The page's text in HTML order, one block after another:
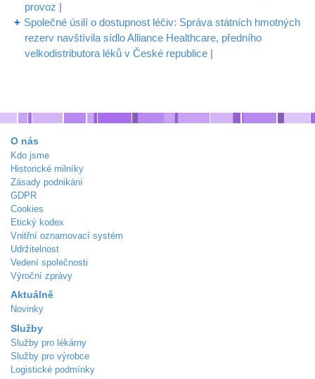
provoz |
Společné úsilí o dostupnost léčiv: Správa státních hmotných
rezerv navštívila sídlo Alliance Healthcare, předního
velkodistributora léků v České republice |
O nás
Kdo jsme
Historické milníky
Zásady podnikání
GDPR
Cookies
Etický kodex
Vnitřní oznamovací systém
Udržitelnost
Vedení společnosti
Výroční zprávy
Aktuálně
Novinky
Služby
Služby pro lékárny
Služby pro výrobce
Logistické podmínky